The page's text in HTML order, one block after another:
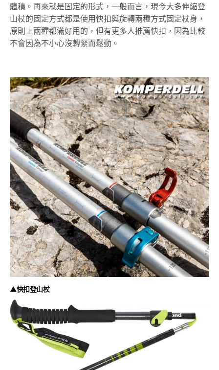
體積。再來就是固定的形式，一般而言，現今大多伸縮登
山杖的固定方式都是使用快扣與旋轉兩種方式固定杖身，
原則上兩種都滿好用的，但有更多人推薦快扣，因為比較
不會因為不小心沒轉緊而鬆動。
▲快扣登山杖